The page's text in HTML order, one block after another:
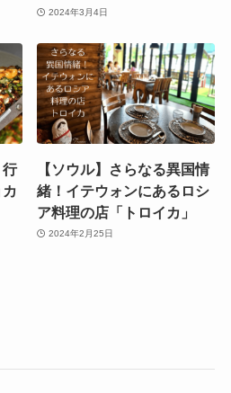
2024年3月4日
行
【ソウル】さらなる異国情
緒！イテウォンにあるロシ
ア料理の店「トロイカ」
2024年2月25日